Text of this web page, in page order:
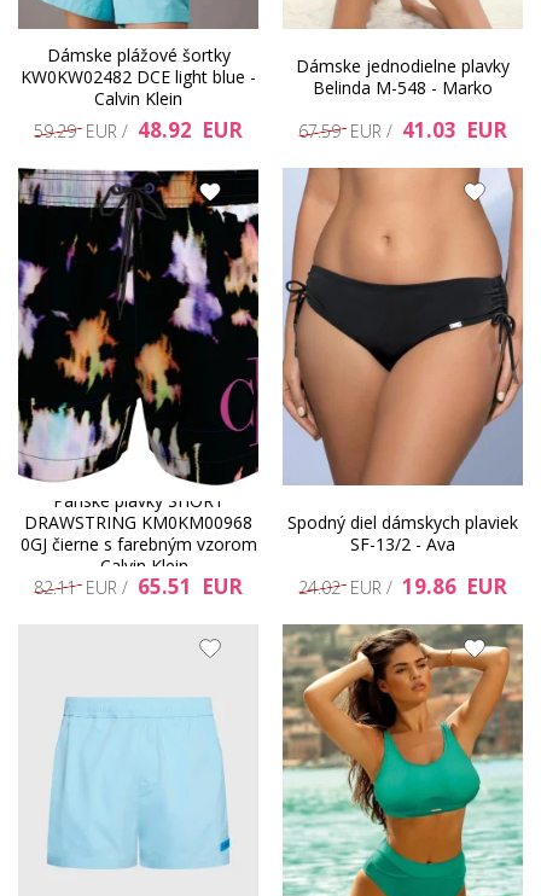
Dámske plážové šortky
KW0KW02482 DCE light blue -
Calvin Klein
59.29 EUR / 48.92 EUR
Dámske jednodielne plavky
Belinda M-548 - Marko
67.59 EUR / 41.03 EUR
Pánske plavky SHORT
DRAWSTRING KM0KM00968
0GJ čierne s farebným vzorom
- Calvin Klein
82.11 EUR / 65.51 EUR
Spodný diel dámskych plaviek
SF-13/2 - Ava
24.02 EUR / 19.86 EUR